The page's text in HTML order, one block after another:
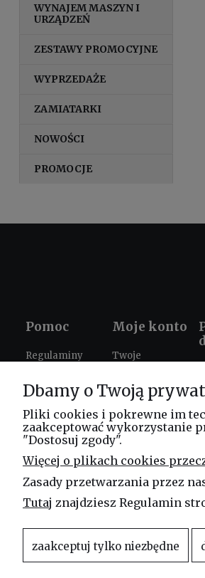
WYNAJEM MASZYN I
URZĄDZEŃ
ZESTAWY PROMOCYJNE
WYPRZEDAŻE
ZAMIATARKI
NOWOŚCI
PROMOCJE
Pomoc
Regulaminy
plików cookies
Zwroty i
reklamacje
FAQ
Moje konto
Twoje
Ustawienia
konta
Dbamy o Twoją
Pliki cookies i pokrewne im
zaakceptować wykorzystanie
"Dostosuj zgody".
Więcej o plikach cookies
Zasady przetwarzania przez
Tutaj znajdziesz Regulamin
zaakceptuj tylko niezbędne